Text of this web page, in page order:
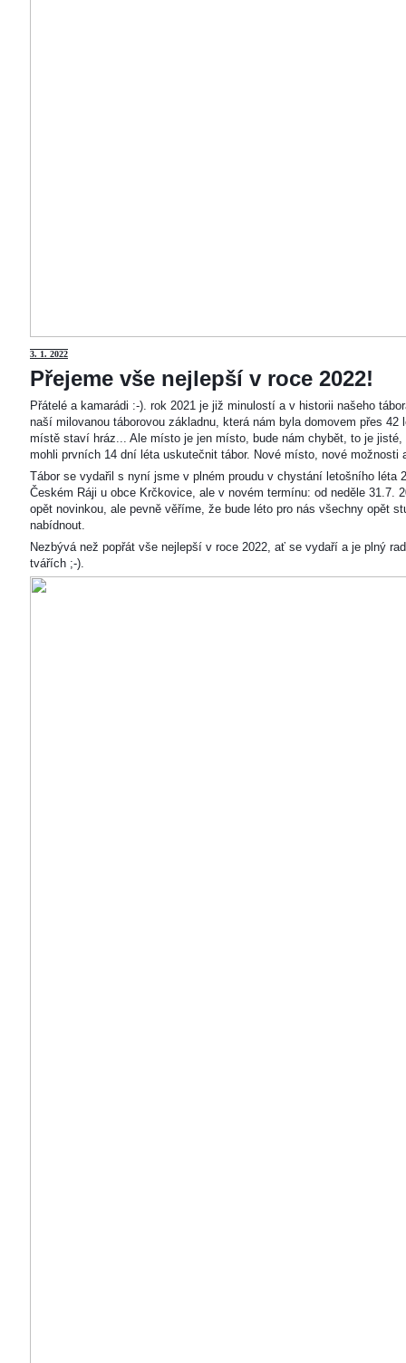
3. 1. 2022
Přejeme vše nejlepší v roce 2022!
Přátelé a kamarádi :-). rok 2021 je již minulostí a v historii našeho
naší milovanou táborovou základnu, která nám byla domovem přes
místě staví hráz... Ale místo je jen místo, bude nám chybět, to je
mohli prvních 14 dní léta uskutečnit tábor. Nové místo, nové
Tábor se vydařil s nyní jsme v plném proudu v chystání letošního léta
Českém Ráji u obce Krčkovice, ale v novém termínu: od neděle 31.7.
opět novinkou, ale pevně věříme, že bude léto pro nás všechny opět
nabídnout.
Nezbývá než popřát vše nejlepší v roce 2022, ať se vydaří a je plný
tvářích ;-).